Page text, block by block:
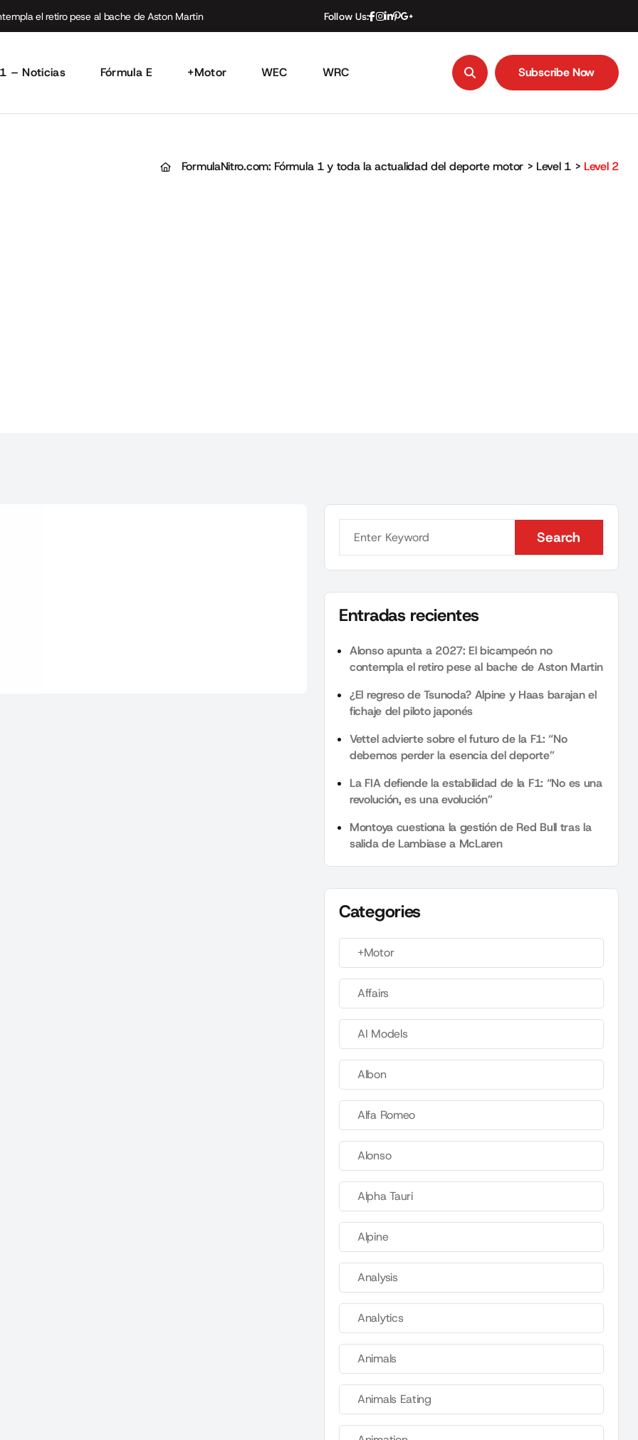
el retiro pese al bache de Aston Martin Follow Us:
– Noticias Fórmula E +Motor WEC WRC Subscribe Now
FormulaNitro.com: Fórmula 1 y toda la actualidad del deporte motor> Level 1> Level 2
Search
Search
Entradas recientes
Alonso apunta a 2027: El bicampeón no
contempla el retiro pese al bache de Aston Martin
¿El regreso de Tsunoda? Alpine y Haas barajan el
fichaje del piloto japonés
Vettel advierte sobre el futuro de la F1: “No
debemos perder la esencia del deporte”
La FIA defiende la estabilidad de la F1: “No es una
revolución, es una evolución”
Montoya cuestiona la gestión de Red Bull tras la
salida de Lambiase a McLaren
Categories
+Motor
Affairs
AI Models
Albon
Alfa Romeo
Alonso
Alpha Tauri
Alpine
Analysis
Analytics
Animals
Animals Eating